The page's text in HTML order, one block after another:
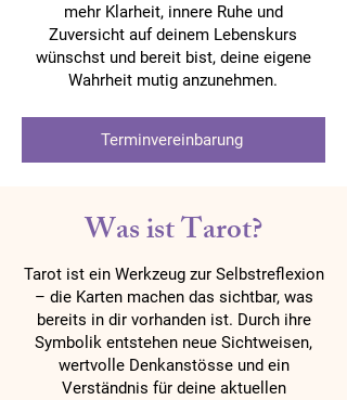
mehr Klarheit, innere Ruhe und
Zuversicht auf deinem Lebenskurs
wünschst und bereit bist, deine eigene
Wahrheit mutig anzunehmen.
Terminvereinbarung
Was ist Tarot?
Tarot ist ein Werkzeug zur Selbstreflexion
– die Karten machen das sichtbar, was
bereits in dir vorhanden ist. Durch ihre
Symbolik entstehen neue Sichtweisen,
wertvolle Denkanstösse und ein
Verständnis für deine aktuellen